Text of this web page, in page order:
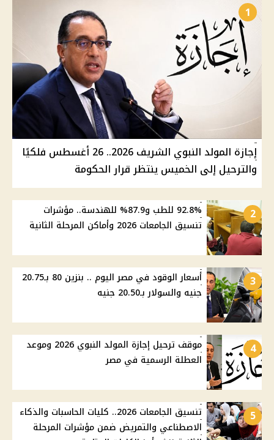
1
إجازة المولد النبوي الشريف 2026.. 26 أغسطس فلكيًا
والترحيل إلى الخميس ينتظر قرار الحكومة
2
92.8% للطب و87.9% للهندسة.. مؤشرات
تنسيق الجامعات 2026 وأماكن المرحلة الثانية
3
أسعار الوقود في مصر اليوم .. بنزين 80 بـ20.75
جنيه والسولار بـ20.50 جنيه
4
موقف ترحيل إجازة المولد النبوي 2026 وموعد
العطلة الرسمية في مصر
5
تنسيق الجامعات 2026.. كليات الحاسبات والذكاء
الاصطناعي والتمريض ضمن مؤشرات المرحلة